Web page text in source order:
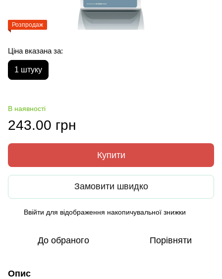
Розпродаж
Ціна вказана за:
1 штуку
В наявності
243.00 грн
Купити
Замовити швидко
Ввійти для відображення накопичувальної знижки
До обраного Порівняти
Опис